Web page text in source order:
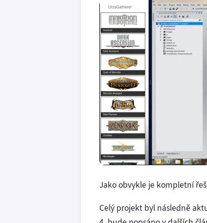
Jako obvykle je kompletní
Celý projekt byl následně